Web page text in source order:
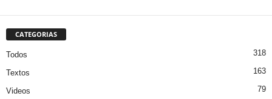
CATEGORIAS
Todos 318
Textos 163
Videos 79